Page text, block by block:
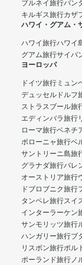
ブルネイ旅行バン
キルギス旅行カザ
ハワイ・グアム・
ハワイ旅行ハワイ
グアム旅行サイパ
ヨーロッパ
ドイツ旅行 ミュン
デュッセルドルフ
ストラスブール旅
エディンバラ旅行
ローマ旅行ベネチ
ボローニャ旅行ベ
サントリーニ島旅
グラナダ旅行バレ
オーストリア旅行
ドブロブニク旅行
タンペレ旅行スイ
インターラーケン
サンモリッツ旅行
ハンガリー旅行ブ
リスボン旅行ポル
ポーランド旅行ノ